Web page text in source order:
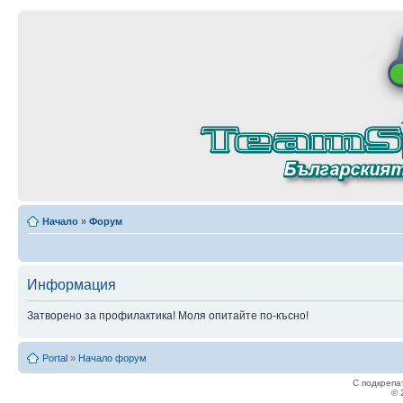
Начало » Форум
Информация
Затворено за профилактика! Моля опитайте по-късно!
Portal » Начало форум
С
©